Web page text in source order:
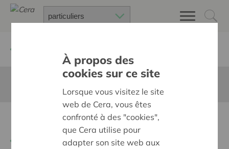
Erfgoedstappen Wielsbeke
À propos des
cookies sur ce site
Lorsque vous visitez le site
web de Cera, vous êtes
confronté à des "cookies",
que Cera utilise pour
adapter son site web aux